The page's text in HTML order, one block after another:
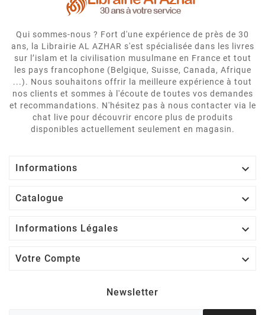
Qui sommes-nous ? Fort d'une expérience de près de 30
ans, la Librairie AL AZHAR s'est spécialisée dans les livres
sur l’islam et la civilisation musulmane en France et tout
les pays francophone (Belgique, Suisse, Canada, Afrique
...). Nous souhaitons offrir la meilleure expérience à tout
nos clients et sommes à l'écoute de toutes vos demandes
et recommandations. N'hésitez pas à nous contacter via le
chat live pour découvrir encore plus de produits
disponibles actuellement seulement en magasin.
Informations 
Catalogue 
Informations Légales 
Votre Compte 
Newsletter